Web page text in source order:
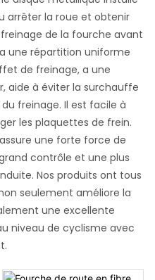
arrêter la roue et obtenir
de la fourche avant
une répartition uniforme
de freinage, a une
aide à éviter la surchauffe
freinage. Il est facile à
les plaquettes de frein.
une forte force de
contrôle et une plus
Nos produits ont tous
seulement améliore la
une excellente
niveau de cyclisme avec